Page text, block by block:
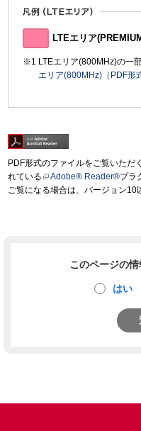
LTEエリア
LTEエリア(800MHz)の一
エリア(800MHz)（PDF形
PDF形式のファイルをご覧いただ
れている
Adobe® Reader®プラ
ご覧になる場合は、バージョン10
このページの
はい